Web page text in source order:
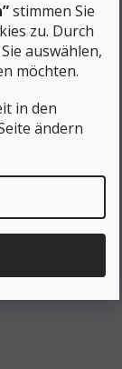
stimmen Sie
zu. Durch
auswählen,
möchten.
in den
ändern